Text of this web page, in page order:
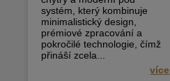
systém, který kombinuje
minimalistický design,
prémiové zpracování a
pokročilé technologie, čímž
přináší zcela...
více